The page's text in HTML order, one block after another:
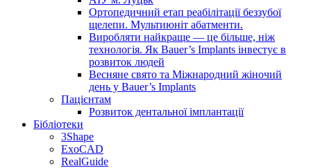
Ортопедичний етап реабілітації беззубої
щелепи. Мультиюніт абатменти.
Виробляти найкраще — це більше, ніж
технологія. Як Bauer’s Implants інвестує в
розвиток людей
Весняне свято та Міжнародний жіночий
день у Bauer’s Implants
Пацієнтам
Розвиток дентальної імплантації
Бібліотеки
3Shape
ExoCAD
RealGuide